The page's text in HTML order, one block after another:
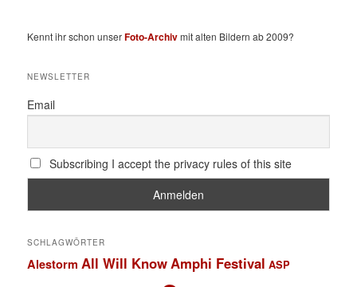
Kennt ihr schon unserFoto-Archivmit alten Bildern ab 2009?
NEWSLETTER
Email
Subscribing I accept the privacy rules of this site
SCHLAGWÖRTER
Alestorm All Will KnowAmphi Festival ASP